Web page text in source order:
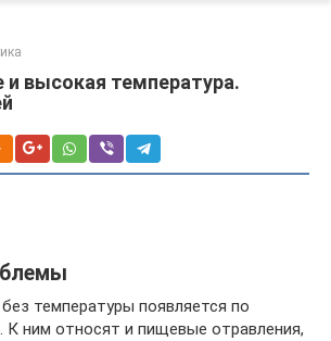
и высокая температура.
температуры появляется по
К ним относят и пищевые отравления,